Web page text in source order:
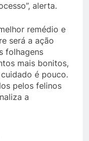
alerta.
remédio e
será a ação
folhagens
mais bonitos,
é pouco.
pelos felinos
a